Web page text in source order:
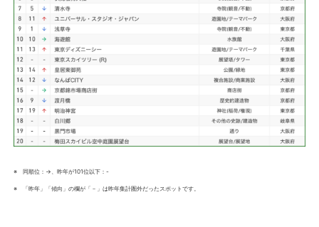
※ 同順位：→、昨年が101位以下：-
※ 「昨年」「傾向」の欄が「－」は昨年集計圏外だったスポットです。